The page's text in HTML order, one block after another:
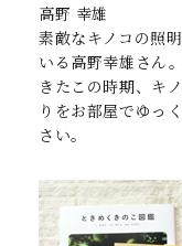
高野 幸雄
素敵なキノコの照
いる高野幸雄さん
きたこの時期、キ
りをお部屋でゆっ
さい。